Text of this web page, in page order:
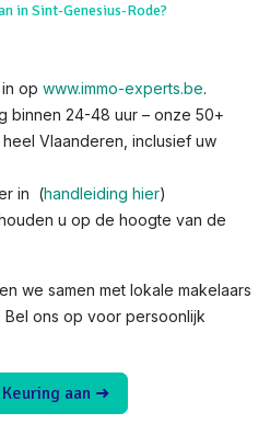
in Sint-Genesius-Rode?
op www.immo-experts.be.
binnen 24-48 uur – onze 50+
Vlaanderen, inclusief uw
in (handleiding hier)
u op de hoogte van de
we samen met lokale makelaars
ons op voor persoonlijk
aan ➜